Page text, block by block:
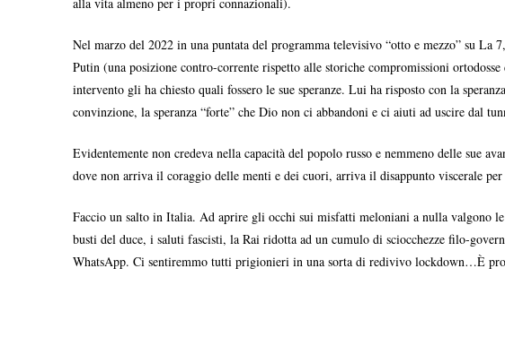
alla vita almeno per i propri connazionali).
Nel marzo del 2022 in una puntata del programma televisivo “otto e mezzo” su La
Putin (una posizione contro-corrente rispetto alle storiche compromissioni
intervento gli ha chiesto quali fossero le sue speranze. Lui ha risposto con la
convinzione, la speranza “forte” che Dio non ci abbandoni e ci aiuti ad uscire dal
Evidentemente non credeva nella capacità del popolo russo e nemmeno delle sue
dove non arriva il coraggio delle menti e dei cuori, arriva il disappunto viscerale
Faccio un salto in Italia. Ad aprire gli occhi sui misfatti meloniani a nulla valgono
busti del duce, i saluti fascisti, la Rai ridotta ad un cumulo di sciocchezze filo-
WhatsApp. Ci sentiremmo tutti prigionieri in una sorta di redivivo lockdown…È